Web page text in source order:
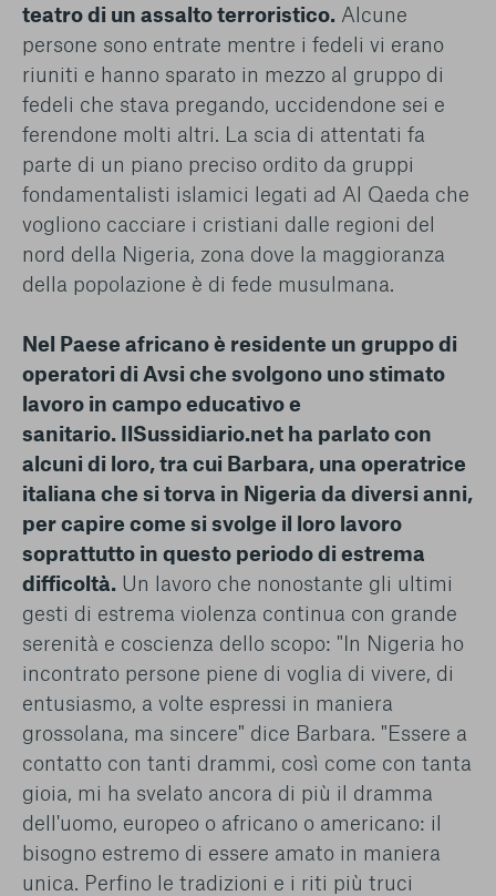
teatro di un assalto terroristico. Alcune
persone sono entrate mentre i fedeli vi erano
riuniti e hanno sparato in mezzo al gruppo di
fedeli che stava pregando, uccidendone sei e
ferendone molti altri. La scia di attentati fa
parte di un piano preciso ordito da gruppi
fondamentalisti islamici legati ad Al Qaeda che
vogliono cacciare i cristiani dalle regioni del
nord della Nigeria, zona dove la maggioranza
della popolazione è di fede musulmana.
Nel Paese africano è residente un gruppo di
operatori di Avsi che svolgono uno stimato
lavoro in campo educativo e
sanitario. IlSussidiario.net ha parlato con
alcuni di loro, tra cui Barbara, una operatrice
italiana che si torva in Nigeria da diversi anni,
per capire come si svolge il loro lavoro
soprattutto in questo periodo di estrema
difficoltà. Un lavoro che nonostante gli ultimi
gesti di estrema violenza continua con grande
serenità e coscienza dello scopo: "In Nigeria ho
incontrato persone piene di voglia di vivere, di
entusiasmo, a volte espressi in maniera
grossolana, ma sincere" dice Barbara. "Essere a
contatto con tanti drammi, così come con tanta
gioia, mi ha svelato ancora di più il dramma
dell'uomo, europeo o africano o americano: il
bisogno estremo di essere amato in maniera
unica. Perfino le tradizioni e i riti più truci